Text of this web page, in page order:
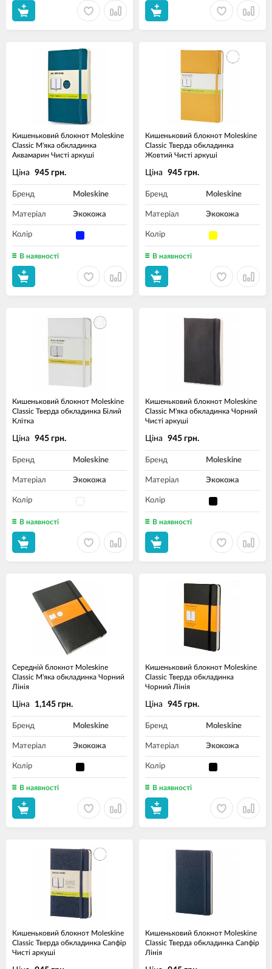
Кишеньковий блокнот Moleskine
Classic М'яка обкладинка
Аквамарин Чисті аркуші
Ціна 945 грн.
Бренд Moleskine
Матеріал Экокожа
Колір
В наявності
Кишеньковий блокнот Moleskine
Classic Тверда обкладинка
Жовтий Чисті аркуші
Ціна 945 грн.
Бренд Moleskine
Матеріал Экокожа
Колір
В наявності
Кишеньковий блокнот Moleskine
Classic Тверда обкладинка Білий
Клітка
Ціна 945 грн.
Бренд Moleskine
Матеріал Экокожа
Колір
В наявності
Кишеньковий блокнот Moleskine
Classic М'яка обкладинка Чорний
Чисті аркуші
Ціна 945 грн.
Бренд Moleskine
Матеріал Экокожа
Колір
В наявності
Середній блокнот Moleskine
Classic М'яка обкладинка Чорний
Лінія
Ціна 1,145 грн.
Бренд Moleskine
Матеріал Экокожа
Колір
В наявності
Кишеньковий блокнот Moleskine
Classic Тверда обкладинка
Чорний Лінія
Ціна 945 грн.
Бренд Moleskine
Матеріал Экокожа
Колір
В наявності
Кишеньковий блокнот Moleskine
Classic Тверда обкладинка Сапфір
Чисті аркуші
Кишеньковий блокнот Moleskine
Classic Тверда обкладинка Сапфір
Лінія